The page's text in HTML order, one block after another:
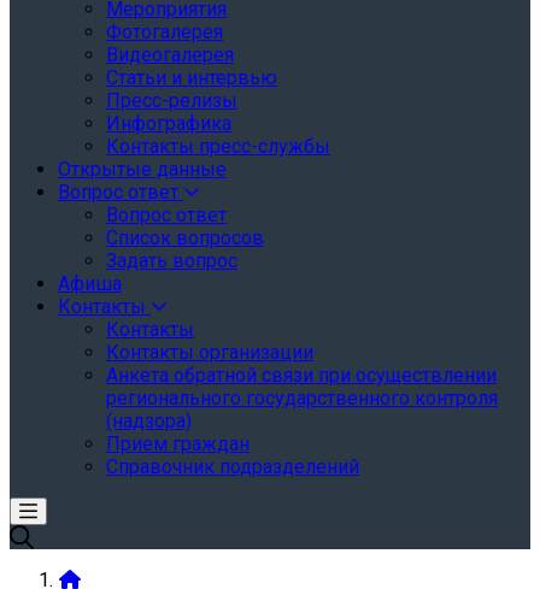
Мероприятия
Фотогалерея
Видеогалерея
Статьи и интервью
Пресс-релизы
Инфографика
Контакты пресс-службы
Открытые данные
Вопрос ответ
Вопрос ответ
Список вопросов
Задать вопрос
Афиша
Контакты
Контакты
Контакты организации
Анкета обратной связи при осуществлении
регионального государственного контроля
(надзора)
Прием граждан
Справочник подразделений